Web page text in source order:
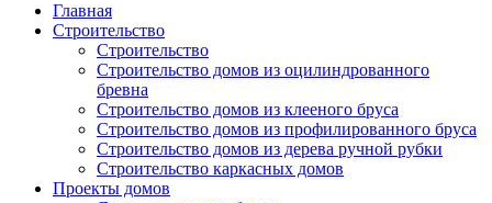
Главная
Строительство
Строительство
Строительство домов из оцилиндрованного
бревна
Строительство домов из клееного бруса
Строительство домов из профилированного бруса
Строительство домов из дерева ручной рубки
Строительство каркасных домов
Проекты домов